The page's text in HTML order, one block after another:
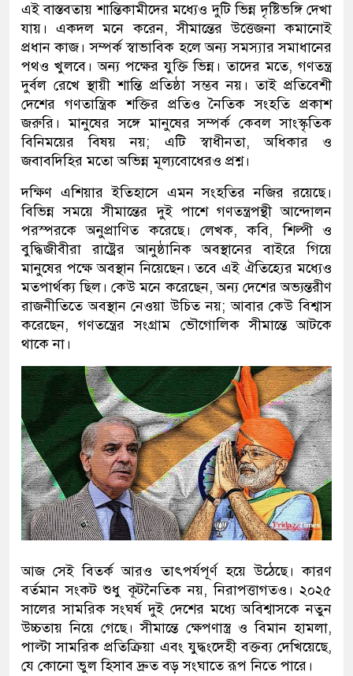
এই বাস্তবতায় শান্তিকামীদের মধ্যেও দুটি ভিন্ন দৃষ্টিভঙ্গি দেখা
যায়। একদল মনে করেন, সীমান্তের উত্তেজনা কমানোই
প্রধান কাজ। সম্পর্ক স্বাভাবিক হলে অন্য সমস্যার সমাধানের
পথও খুলবে। অন্য পক্ষের যুক্তি ভিন্ন। তাদের মতে, গণতন্ত্র
দুর্বল রেখে স্থায়ী শান্তি প্রতিষ্ঠা সম্ভব নয়। তাই প্রতিবেশী
দেশের গণতান্ত্রিক শক্তির প্রতিও নৈতিক সংহতি প্রকাশ
জরুরি। মানুষের সঙ্গে মানুষের সম্পর্ক কেবল সাংস্কৃতিক
বিনিময়ের বিষয় নয়; এটি স্বাধীনতা, অধিকার ও
জবাবদিহির মতো অভিন্ন মূল্যবোধেরও প্রশ্ন।
দক্ষিণ এশিয়ার ইতিহাসে এমন সংহতির নজির রয়েছে।
বিভিন্ন সময়ে সীমান্তের দুই পাশে গণতন্ত্রপন্থী আন্দোলন
পরস্পরকে অনুপ্রাণিত করেছে। লেখক, কবি, শিল্পী ও
বুদ্ধিজীবীরা রাষ্ট্রের আনুষ্ঠানিক অবস্থানের বাইরে গিয়ে
মানুষের পক্ষে অবস্থান নিয়েছেন। তবে এই ঐতিহ্যের মধ্যেও
মতপার্থক্য ছিল। কেউ মনে করেছেন, অন্য দেশের অভ্যন্তরীণ
রাজনীতিতে অবস্থান নেওয়া উচিত নয়; আবার কেউ বিশ্বাস
করেছেন, গণতন্ত্রের সংগ্রাম ভৌগোলিক সীমান্তে আটকে
থাকে না।
আজ সেই বিতর্ক আরও তাৎপর্যপূর্ণ হয়ে উঠেছে। কারণ
বর্তমান সংকট শুধু কূটনৈতিক নয়, নিরাপত্তাগতও। ২০২৫
সালের সামরিক সংঘর্ষ দুই দেশের মধ্যে অবিশ্বাসকে নতুন
উচ্চতায় নিয়ে গেছে। সীমান্তে ক্ষেপণাস্ত্র ও বিমান হামলা,
পাল্টা সামরিক প্রতিক্রিয়া এবং যুদ্ধংদেহী বক্তব্য দেখিয়েছে,
যে কোনো ভুল হিসাব দ্রুত বড় সংঘাতে রূপ নিতে পারে।